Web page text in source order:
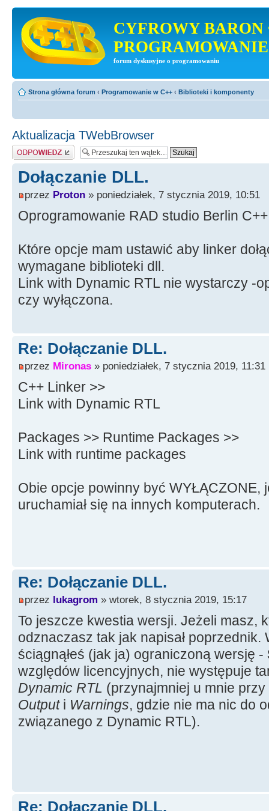
CYFROWY BARON
PROGRAMOWANIE
forum dyskusyjne o programowaniu
Strona główna forum ‹ Programowanie w C++ ‹ Biblioteki i komponenty
Aktualizacja TWebBrowser
Odpowiedz
Dołączanie DLL.
przez Proton » poniedziałek, 7 stycznia 2019, 10:51
Oprogramowanie RAD studio Berlin
Które opcje mam ustawić aby linker
wymagane biblioteki dll.
Link with Dynamic RTL nie wystarczy -
czy wyłączona.
Re: Dołączanie DLL.
przez Mironas » poniedziałek, 7 stycznia 2019, 11:31
C++ Linker >>
Link with Dynamic RTL
Packages >> Runtime Packages >>
Link with runtime packages
Obie opcje powinny być WYŁĄCZONE,
uruchamiał się na innych komputerach.
Re: Dołączanie DLL.
przez lukagrom » wtorek, 8 stycznia 2019, 15:17
To jeszcze kwestia wersji. Jeżeli masz,
odznaczasz tak jak napisał poprzednik.
ściągnąłeś (jak ja) ograniczoną wersję -
względów licencyjnych, nie występuje
Dynamic RTL (przynajmniej u mnie
Outputi Warnings, gdzie nie ma nic do
związanego z Dynamic RTL).
Re: Dołączanie DLL.